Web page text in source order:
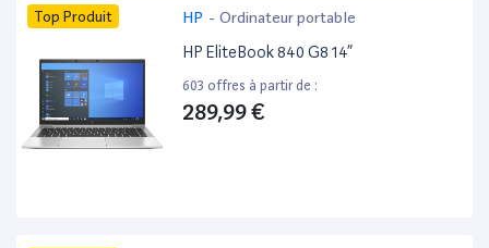
Top Produit HP - Ordinateur portable
HP EliteBook 840 G8 14”
603 offres à partir de :
289,99 €